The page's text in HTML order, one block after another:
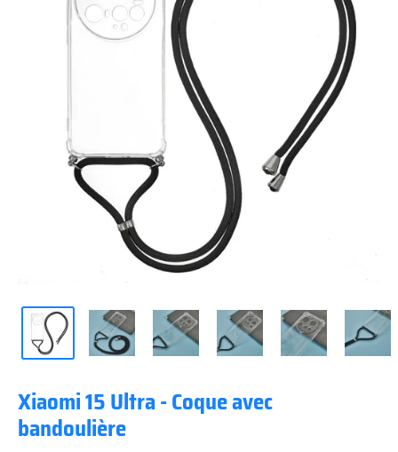
des
coques
au
meilleur
prix
Xiaomi 15 Ultra - Coque avec
bandoulière